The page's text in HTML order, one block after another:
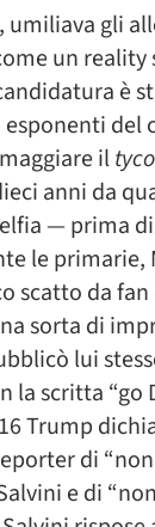
gli
un reality
è
del
il
anni da
— prima
le primarie,
scatto da
sorta di
lui
la scritta “go
Trump
di
e di